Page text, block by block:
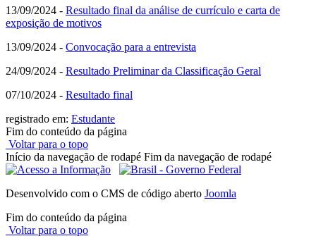
13/09/2024 - Resultado final da análise de currículo e carta de
exposição de motivos
13/09/2024 - Convocação para a entrevista
24/09/2024 - Resultado Preliminar da Classificação Geral
07/10/2024 - Resultado final
registrado em: Estudante
Fim do conteúdo da página
Voltar para o topo
Início da navegação de rodapé Fim da navegação de rodapé
Desenvolvido com o CMS de código aberto Joomla
Fim do conteúdo da página
Voltar para o topo